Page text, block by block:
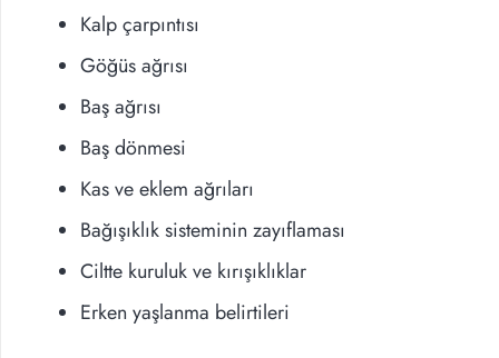
Kalp çarpıntısı
Göğüs ağrısı
Baş ağrısı
Baş dönmesi
Kas ve eklem ağrıları
Bağışıklık sisteminin zayıflaması
Ciltte kuruluk ve kırışıklıklar
Erken yaşlanma belirtileri